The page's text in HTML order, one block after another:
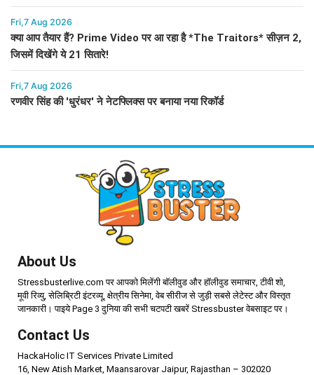
Fri,7 Aug 2026
क्या आप तैयार हैं? Prime Video पर आ रहा है *The Traitors* सीज़न 2,
जिसमें दिखेंगे ये 21 सितारे!
Fri,7 Aug 2026
रणवीर सिंह की 'धुरंधर' ने नेटफ्लिक्स पर बनाया नया रिकॉर्ड
About Us
Stressbusterlive.com पर आपको मिलेंगी बॉलीवुड और हॉलीवुड समाचार, टीवी शो,
मूवी रिव्यु, सेलिब्रिटी इंटरव्यू, क्षेत्रीय सिनेमा, वेब सीरीज से जुड़ी सबसे लेटेस्ट और विस्तृत
जानकारी। पाइये Page 3 दुनिया की सभी चटपटी खबरें Stressbuster वेबसाइट पर।
Contact Us
HackaHolic IT Services Private Limited
16, New Atish Market, Maansarovar Jaipur, Rajasthan – 302020